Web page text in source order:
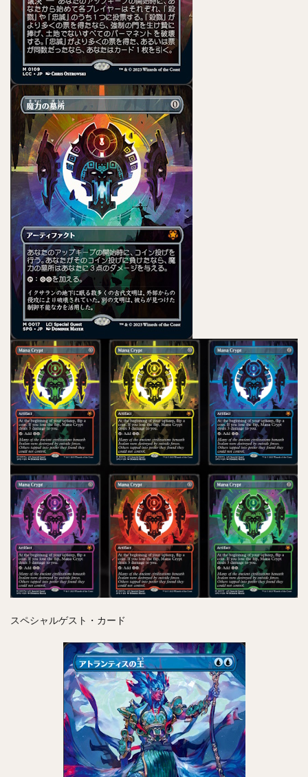
スペシャルゲスト・カード